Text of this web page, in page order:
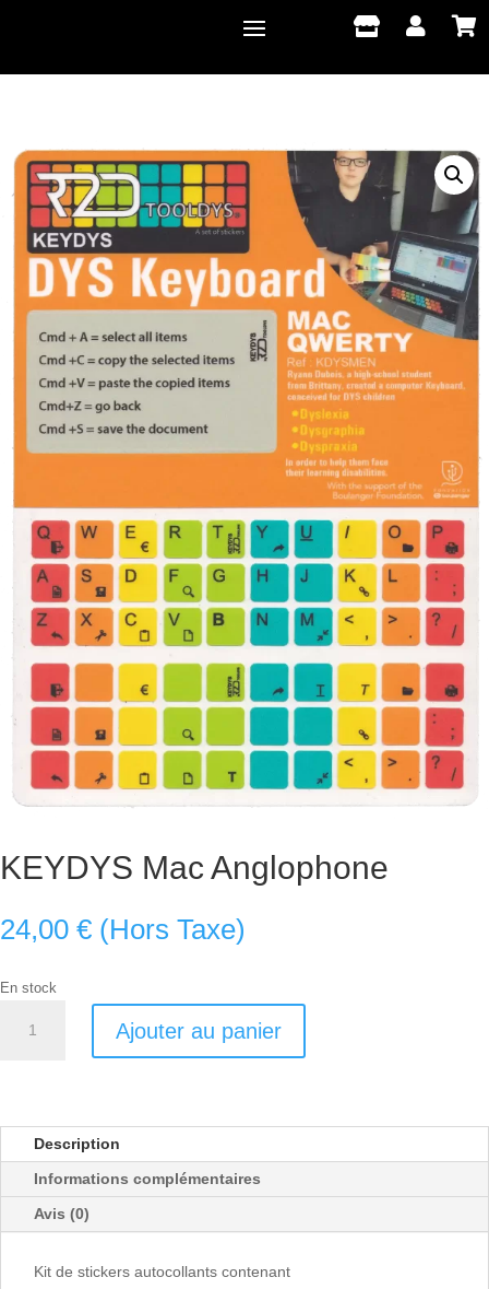
  
KEYDYS Mac Anglophone
24,00 € (Hors Taxe)
En stock
Ajouter au panier
Description
Informations complémentaires
Avis (0)
Kit de stickers autocollants contenant